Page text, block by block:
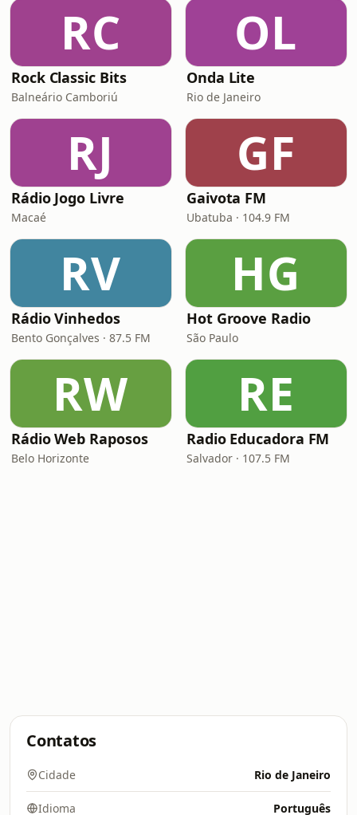
RC
Rock Classic Bits
Balneário Camboriú
OL
Onda Lite
Rio de Janeiro
RJ
Rádio Jogo Livre
Macaé
GF
Gaivota FM
Ubatuba · 104.9 FM
RV
Rádio Vinhedos
Bento Gonçalves · 87.5 FM
HG
Hot Groove Radio
São Paulo
RW
Rádio Web Raposos
Belo Horizonte
RE
Radio Educadora FM
Salvador · 107.5 FM
Contatos
Cidade Rio de Janeiro
Idioma Português